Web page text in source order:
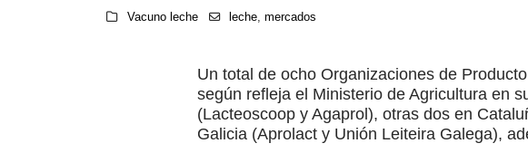
Vacuno leche leche,mercados
Un total de ocho Organizaciones de
según refleja el Ministerio de Agricultura en
(Lacteoscoop y Agaprol), otras dos en
Galicia (Aprolact y Unión Leiteira Galega),